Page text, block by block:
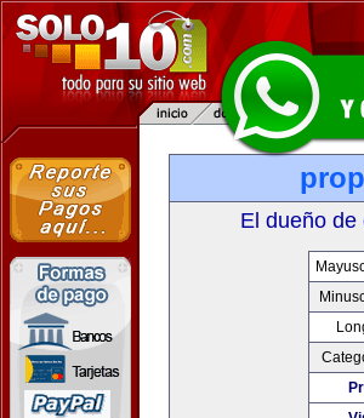
El dueño de